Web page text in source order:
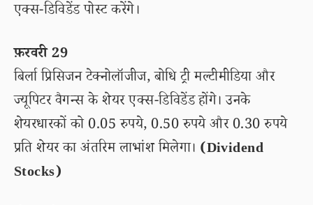
एक्स-डिविडेंड पोस्ट करेंगे।
फ़रवरी 29
बिर्ला प्रिसिजन टेक्नोलॉजीज, बोधि ट्री मल्टीमीडिया और
ज्यूपिटर वैगन्स के शेयर एक्स-डिविडेंड होंगे। उनके
शेयरधारकों को 0.05 रुपये, 0.50 रुपये और 0.30 रुपये
प्रति शेयर का अंतरिम लाभांश मिलेगा। (Dividend
Stocks)